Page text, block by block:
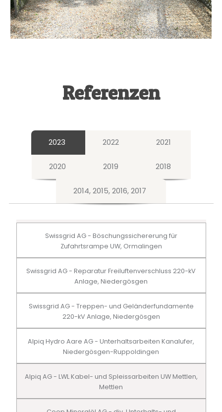
Referenzen
2023 2022 2021
2020 2019 2018
2014, 2015, 2016, 2017
Swissgrid AG - Böschungssichererung für
Zufahrtsrampe UW, Ormalingen
Swissgrid AG - Reparatur Freiluftenverschluss 220-kV
Anlage, Niedergösgen
Swissgrid AG - Treppen- und Geländerfundamente
220-kV Anlage, Niedergösgen
Alpiq Hydro Aare AG - Unterhaltsarbeiten Kanalufer,
Niedergösgen-Ruppoldingen
Alpiq AG - LWL Kabel- und Spleissarbeiten UW Mettlen,
Mettlen